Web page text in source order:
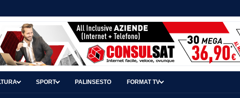
SPORT PALINSESTO FORMAT TV